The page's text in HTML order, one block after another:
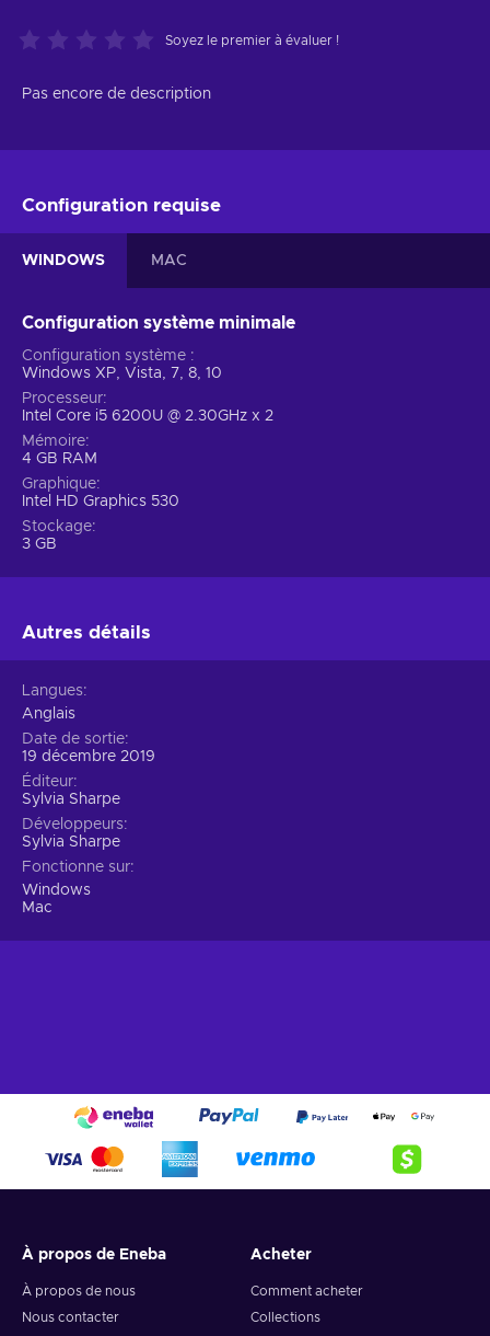
Soyez le premier à évaluer !
Pas encore de description
Configuration requise
WINDOWS MAC
Configuration système minimale
Configuration système
Windows XP, Vista, 7, 8, 10
Processeur
Intel Core i5 6200U @ 2.30GHz x 2
Mémoire
4 GB RAM
Graphique
Intel HD Graphics 530
Stockage
3 GB
Autres détails
Langues
Anglais
Date de sortie
19 décembre 2019
Éditeur
Sylvia Sharpe
Développeurs
Sylvia Sharpe
Fonctionne sur
Windows
Mac
À propos de Eneba
À propos de nous
Nous contacter
Acheter
Comment acheter
Collections